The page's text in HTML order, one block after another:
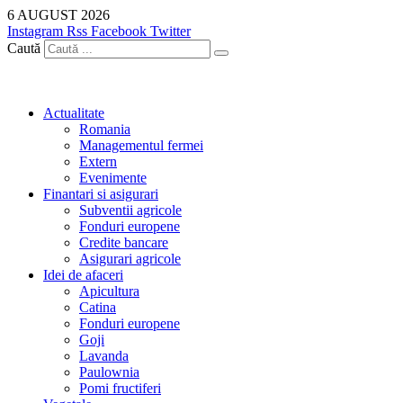
Sari
la
conținut
6 AUGUST 2026
Instagram Rss Facebook Twitter
Caută
Actualitate
Romania
Managementul fermei
Extern
Evenimente
Finantari si asigurari
Subventii agricole
Fonduri europene
Credite bancare
Asigurari agricole
Idei de afaceri
Apicultura
Catina
Fonduri europene
Goji
Lavanda
Paulownia
Pomi fructiferi